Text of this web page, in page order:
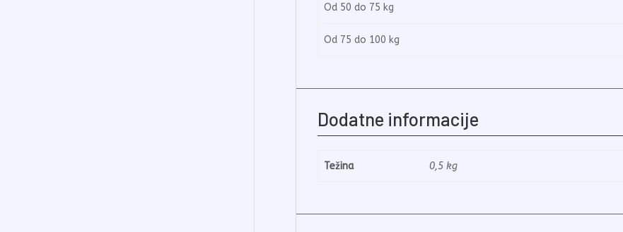
Od 50 do 75 kg
Od 75 do 100 kg
Dodatne informacije
Težina 0,5 kg